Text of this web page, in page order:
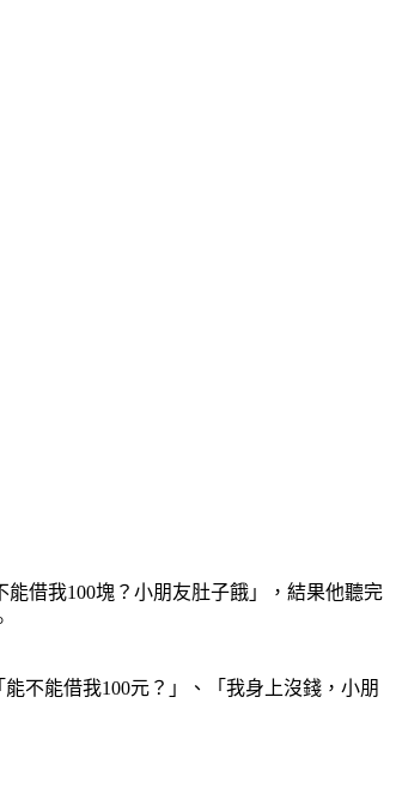
借我100塊？小朋友肚子餓」，結果他聽完
不能借我100元？」、「我身上沒錢，小朋